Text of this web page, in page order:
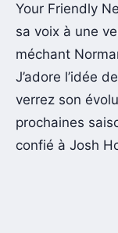
Your Friendly
sa voix à une
méchant
J’adore l’idée
verrez son
prochaines
confié à Josh